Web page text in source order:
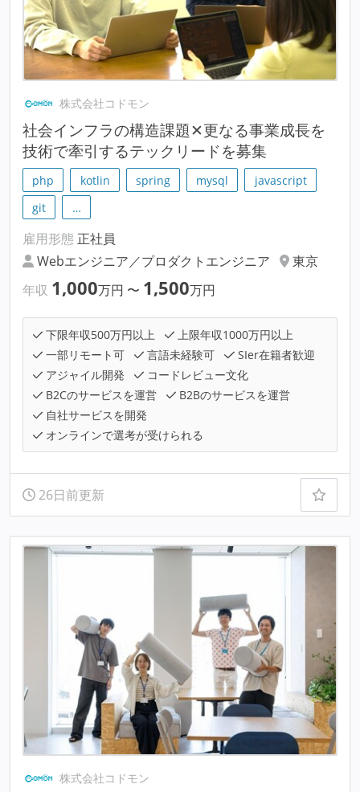
株式会社コドモン
社会インフラの構造課題✕更なる事業成長を
技術で牽引するテックリードを募集
php kotlin spring mysql
javascript
git
…
雇用形態 正社員
Webエンジニア／プロダクトエンジニア
東京
年収 1,000万円 〜 1,500万円
下限年収500万円以上
上限年収1000万円以上
一部リモート可
言語未経験可
SIer在籍者歓迎
アジャイル開発
コードレビュー文化
B2Cのサービスを運営
B2Bのサービスを運営
自社サービスを開発
オンラインで選考が受けられる
26日前更新
株式会社コドモン